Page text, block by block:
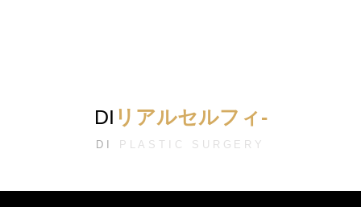
DI リアルセルフィ‐
DI PLASTIC SURGERY